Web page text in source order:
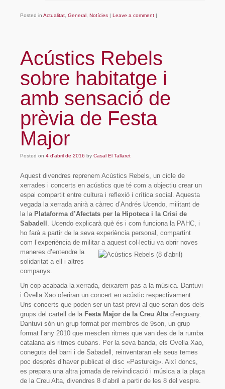
Posted in Actualitat General Notícies | Leave a comment |
Acústics Rebels
sobre habitatge i
amb sensació de
prèvia de Festa
Major
Posted on 4 d'abril de 2016 by Casal El Tallaret
Aquest divendres reprenem Acústics Rebels, un cicle de
xerrades i concerts en acústics que té com a objectiu crear un
espai compartit entre cultura i reflexió i crítica social. Aquesta
vegada la xerrada anirà a càrrec d’Andrés Ucendo, militant de
la la Plataforma d’Afectats per la Hipoteca i la Crisi de
Sabadell . Ucendo explicarà què és i com funciona la PAHC, i
ho farà a partir de la seva experiència personal, compartint
com l’experiència de militar a aquest col·lectiu va obrir noves
maneres d’entendre la
solidaritat a ell i altres
companys.
Un cop acabada la xerrada, deixarem pas a la música. Dantuvi
i Ovella Xao oferiran un concert en acústic respectivament.
Uns concerts que poden ser un tast previ al que seran dos dels
grups del cartell de la Festa Major de la Creu Alta d’enguany.
Dantuvi són un grup format per membres de 9son, un grup
format l’any 2010 que mesclen ritmes que van des de la rumba
catalana als ritmes cubans. Per la seva banda, els Ovella Xao,
coneguts del barri i de Sabadell, reinventaran els seus temes
poc després d’haver publicat el disc «Pastureig». Així doncs,
es prepara una altra jornada de reivindicació i música a la plaça
de la Creu Alta, divendres 8 d’abril a partir de les 8 del vespre.